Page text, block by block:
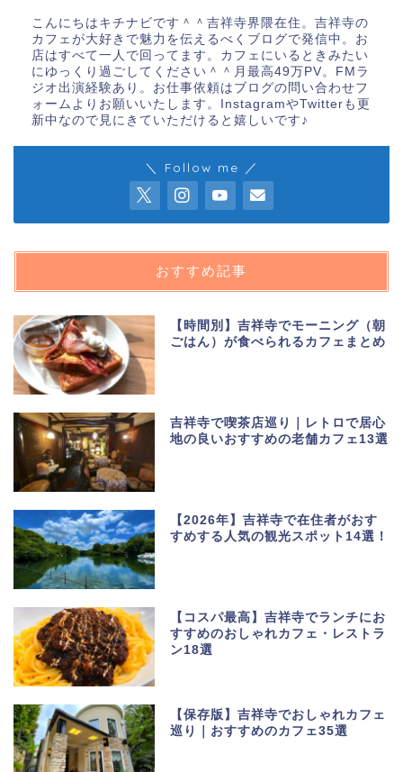
こんにちはキチナビです＾＾吉祥寺界隈在住。吉祥寺の
カフェが大好きで魅力を伝えるべくブログで発信中。お
店はすべて一人で回ってます。カフェにいるときみたい
にゆっくり過ごしてください＾＾月最高49万PV。FMラ
ジオ出演経験あり。お仕事依頼はブログの問い合わせフ
ォームよりお願いいたします。InstagramやTwitterも更
新中なので見にきていただけると嬉しいです♪
＼ Follow me ／
おすすめ記事
【時間別】吉祥寺でモーニング（朝
ごはん）が食べられるカフェまとめ
吉祥寺で喫茶店巡り｜レトロで居心
地の良いおすすめの老舗カフェ13選
【2026年】吉祥寺で在住者がおす
すめする人気の観光スポット14選！
【コスパ最高】吉祥寺でランチにお
すすめのおしゃれカフェ・レストラ
ン18選
【保存版】吉祥寺でおしゃれカフェ
巡り｜おすすめのカフェ35選